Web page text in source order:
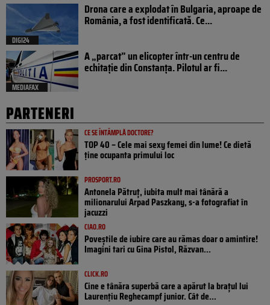
DIGI24
Drona care a explodat în Bulgaria, aproape de
România, a fost identificată. Ce...
MEDIAFAX
A „parcat” un elicopter într-un centru de
echitație din Constanța. Pilotul ar fi...
PARTENERI
CE SE ÎNTÂMPLĂ DOCTORE?
TOP 40 – Cele mai sexy femei din lume! Ce dietă
ține ocupanta primului loc
PROSPORT.RO
Antonela Pătruț, iubita mult mai tânără a
milionarului Arpad Paszkany, s-a fotografiat în
jacuzzi
CIAO.RO
Poveştile de iubire care au rămas doar o amintire!
Imagini tari cu Gina Pistol, Răzvan...
CLICK.RO
Cine e tânăra superbă care a apărut la brațul lui
Laurențiu Reghecampf junior. Cât de...